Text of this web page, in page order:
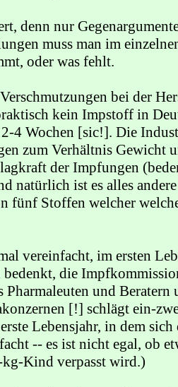
denn nur
muss man im
oder was fehlt.
bei der
kein Impstoff in
2-4 Wochen [sic!]. Die
zum Verhältnis Gewicht
der Impfungen
natürlich ist es alles
fünf Stoffen welcher
vereinfacht, im ersten
die
Pharmaleuten und Beratern
[!] schlägt ein-
Lebensjahr, in dem
-- es ist nicht egal, ob
Kind verpasst wird.)